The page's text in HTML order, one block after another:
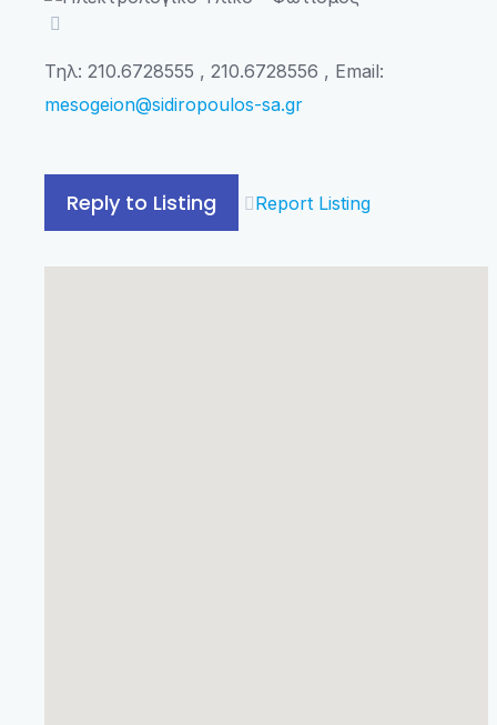
Τηλ: 210.6728555 , 210.6728556 , Email:
mesogeion@sidiropoulos-sa.gr
Reply to Listing Report Listing